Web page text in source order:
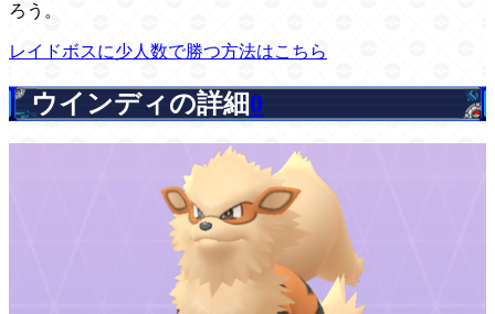
ろう。
レイドボスに少人数で勝つ方法はこちら
ウインディの詳細0